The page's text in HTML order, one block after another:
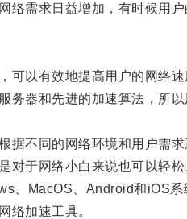
需求日益增加，有时候用户
以有效地提高用户的网络速
器和先进的加速算法，所以
不同的网络环境和用户需求
于网络小白来说也可以轻松
MacOS、Android和iOS系
加速工具。